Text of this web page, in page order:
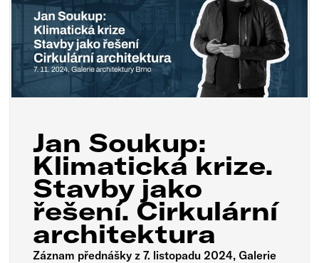
Jan Soukup:
Klimatická krize.
Stavby jako
řešení. Cirkulární
architektura
Záznam přednášky z 7. listopadu 2024, Galerie